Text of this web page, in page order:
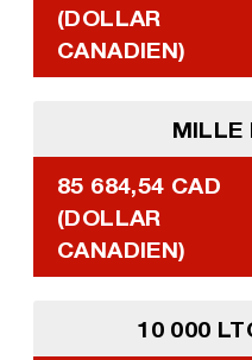
(DOLLAR
CANADIEN)
MILLE
85 684,54 CAD
(DOLLAR
CANADIEN)
10 000